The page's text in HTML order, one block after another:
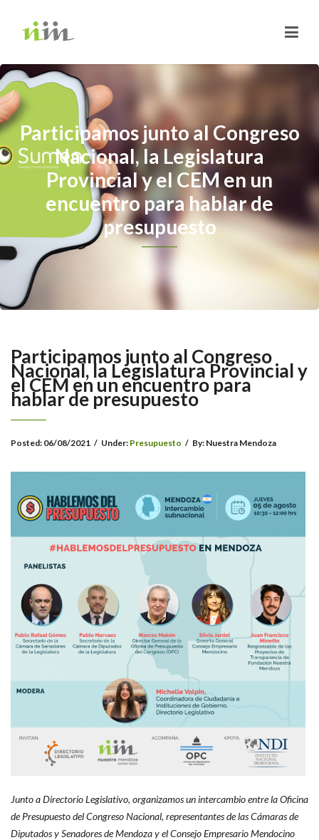
Participamos junto al Congreso
Nacional, la Legislatura
Provincial y el CEM en un
encuentro para hablar de
presupuesto
Participamos junto al Congreso
Nacional, la Legislatura Provincial y
el CEM en un encuentro para
hablar de presupuesto
Posted: 06/08/2021 / Under: Presupuesto / By: Nuestra Mendoza
Junto a Directorio Legislativo, organizamos un intercambio entre la Oficina
de Presupuesto del Congreso Nacional, representantes de las Cámaras de
Diputados y Senadores de Mendoza y el Consejo Empresario Mendocino